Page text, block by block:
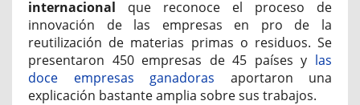
internacional que reconoce el proceso de
innovación de las empresas en pro de la
reutilización de materias primas o residuos. Se
presentaron 450 empresas de 45 países y las
doce empresas ganadoras aportaron una
explicación bastante amplia sobre sus trabajos.